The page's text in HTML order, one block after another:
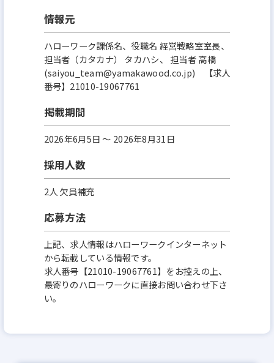
情報元
ハローワーク課係名、役職名 経営戦略室室長、
担当者（カタカナ） タカハシ、 担当者 高橋
(saiyou_team@yamakawood.co.jp) 【求人
番号】21010-19067761
掲載期間
2026年6月5日 〜 2026年8月31日
採用人数
2人 欠員補充
応募方法
上記、求人情報はハローワークインターネット
から転載している情報です。
求人番号【21010-19067761】をお控えの上、
最寄りのハローワークに直接お問い合わせ下さ
い。